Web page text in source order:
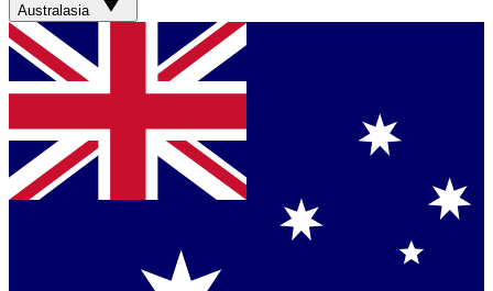
Australasia